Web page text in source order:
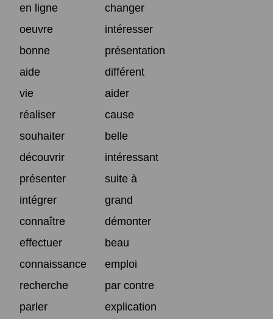
en ligne
changer
oeuvre
intéresser
bonne
présentation
aide
différent
vie
aider
réaliser
cause
souhaiter
belle
découvrir
intéressant
présenter
suite à
intégrer
grand
connaître
démonter
effectuer
beau
connaissance
emploi
recherche
par contre
parler
explication